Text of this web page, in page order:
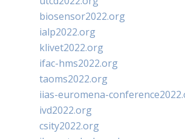
biosensor2022.org
ialp2022.org
klivet2022.org
ifac-hms2022.org
taoms2022.org
iias-euromena-
ivd2022.org
csity2022.org